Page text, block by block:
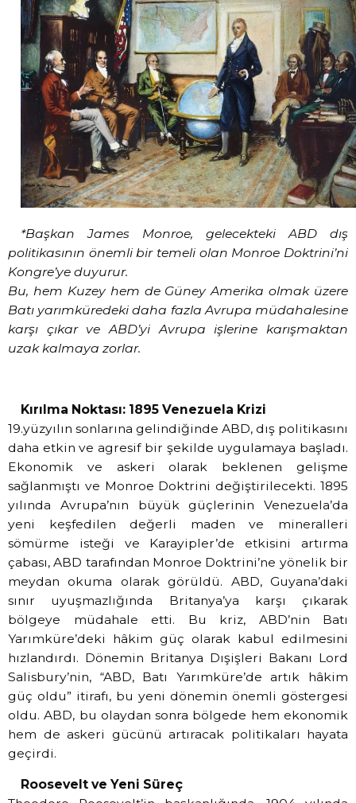
*Başkan James Monroe, gelecekteki ABD dış
politikasının önemli bir temeli olan Monroe Doktrini’ni
Kongre’ye duyurur.
Bu, hem Kuzey hem de Güney Amerika olmak üzere
Batı yarımküredeki daha fazla Avrupa müdahalesine
karşı çıkar ve ABD’yi Avrupa işlerine karışmaktan
uzak kalmaya zorlar.
Kırılma Noktası: 1895 Venezuela Krizi
19.yüzyılın sonlarına gelindiğinde ABD, dış politikasını
daha etkin ve agresif bir şekilde uygulamaya başladı.
Ekonomik ve askeri olarak beklenen gelişme
sağlanmıştı ve Monroe Doktrini değiştirilecekti. 1895
yılında Avrupa’nın büyük güçlerinin Venezuela’da
yeni keşfedilen değerli maden ve mineralleri
sömürme isteği ve Karayipler’de etkisini artırma
çabası, ABD tarafından Monroe Doktrini’ne yönelik bir
meydan okuma olarak görüldü. ABD, Guyana’daki
sınır uyuşmazlığında Britanya’ya karşı çıkarak
bölgeye müdahale etti. Bu kriz, ABD’nin Batı
Yarımküre’deki hâkim güç olarak kabul edilmesini
hızlandırdı. Dönemin Britanya Dışişleri Bakanı Lord
Salisbury’nin, “ABD, Batı Yarımküre’de artık hâkim
güç oldu” itirafı, bu yeni dönemin önemli göstergesi
oldu. ABD, bu olaydan sonra bölgede hem ekonomik
hem de askeri gücünü artıracak politikaları hayata
geçirdi.
Roosevelt ve Yeni Süreç